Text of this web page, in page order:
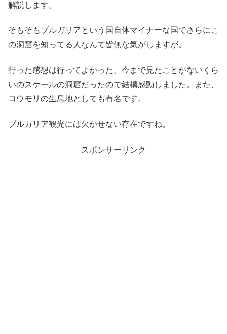
解説します。
そもそもブルガリアという国自体マイナーな国でさらにこ
の洞窟を知ってる人なんて皆無な気がしますが。
行った感想は行ってよかった。今まで見たことがないくら
いのスケールの洞窟だったので結構感動しました。また、
コウモリの生息地としても有名です。
ブルガリア観光には欠かせない存在ですね。
スポンサーリンク